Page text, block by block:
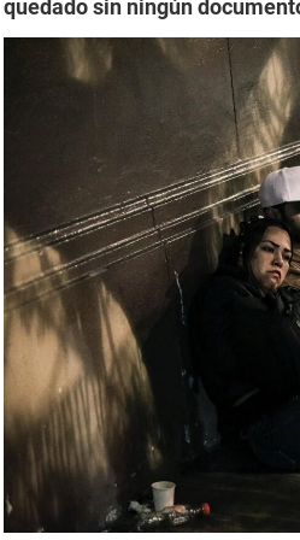
quedado sin ningún